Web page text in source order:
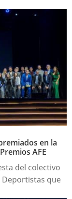
en la
AFE
del colectivo
que